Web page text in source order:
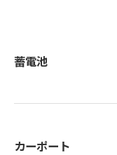
蓄電池
カーポート